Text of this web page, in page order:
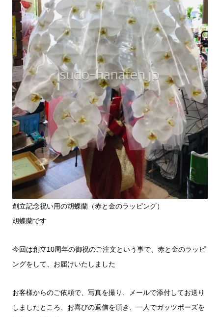
創立記念祝い用の胡蝶蘭（赤と金のラッピング）
胡蝶蘭です
今回は創立10周年の御祝のご注文という事で、赤と金のラッピ
ングをして、お届けいたしました
お客様からのご依頼で、写真を撮り、メールで添付してお送り
しましたところ、お喜びの返信を頂き、一人でガッツポーズを